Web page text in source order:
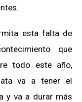
esta falta de
que
todo este año,
va a tener el
y va a durar más